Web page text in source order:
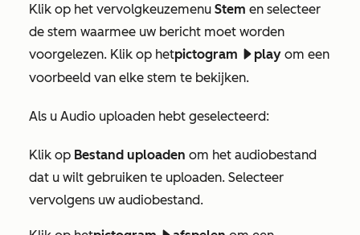
Klik op het vervolgkeuzemenu Stem en selecteer
de stem waarmee uw bericht moet worden
voorgelezen. Klik op hetpictogram playerPlay play om een
voorbeeld van elke stem te bekijken.
Als u Audio uploaden hebt geselecteerd:
Klik op Bestand uploaden om het audiobestand
dat u wilt gebruiken te uploaden. Selecteer
vervolgens uw audiobestand.